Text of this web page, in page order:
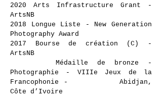
2020 Arts Infrastructure Grant -
ArtsNB
2018 Longue Liste - New Generation
Photography Award
2017 Bourse de création (C) -
ArtsNB
Médaille de bronze -
Photographie - VIIIe Jeux de la
Francophonie - Abidjan,
Côte d’Ivoire